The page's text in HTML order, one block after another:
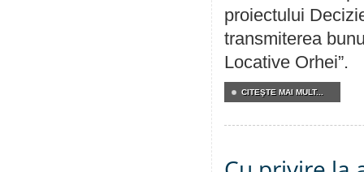
proiectului
transmiterea
Locative Orhei”.
CITEŞTE MAI MULT...